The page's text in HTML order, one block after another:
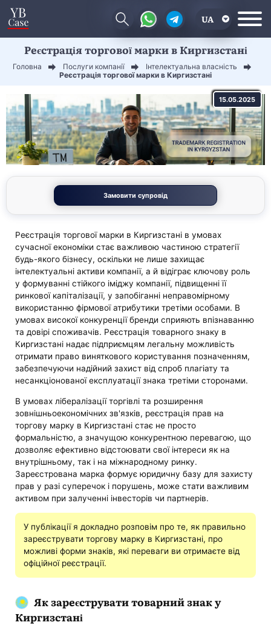
UA
EN
CN
Реєстрація торгової марки в Киргизстані
Головна Послуги компанії
Інтелектуальна власність
Реєстрація торгової марки в Киргизстані
15.05.2025
Замовити супровід
Реєстрація торгової марки в Киргизстані в умовах
сучасної економіки стає важливою частиною стратегії
будь-якого бізнесу, оскільки не лише захищає
інтелектуальні активи компанії, а й відіграє ключову роль
у формуванні стійкого іміджу компанії, підвищенні її
ринкової капіталізації, у запобіганні неправомірному
використанню фірмової атрибутики третіми особами. В
умовах високої конкуренції бренди сприяють впізнаванню
та довірі споживачів. Реєстрація товарного знаку в
Киргизстані надає підприємцям легальну можливість
отримати право виняткового користування позначенням,
забезпечуючи надійний захист від спроб плагіату та
несанкціонованої експлуатації знака третіми сторонами.
В умовах лібералізації торгівлі та розширення
зовнішньоекономічних зв'язків, реєстрація прав на
торгову марку в Киргизстані стає не просто
формальністю, а значущою конкурентною перевагою, що
дозволяє ефективно відстоювати свої інтереси як на
внутрішньому, так і на міжнародному ринку.
Зареєстрована марка формує юридичну базу для захисту
прав у разі суперечок і порушень, може стати важливим
активом при залученні інвесторів чи партнерів.
У публікації я докладно розповім про те, як правильно
зареєструвати торгову марку в Киргизстані, про
можливі форми знаків, які переваги ви отримаєте від
офіційної реєстрації.
Як зареєструвати товарний знак у
Киргизстані